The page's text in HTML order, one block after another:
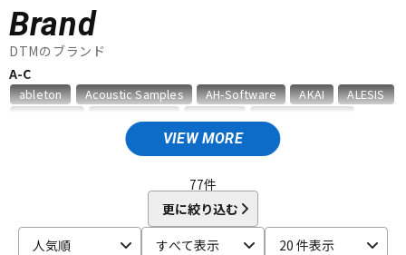
管楽器
アンプ エフェクター
DTM オンライン納品 レコーディング機器
Brand
DTMのブランド
VIEW MORE
A-C
ableton Acoustic Samples AH-Software AKAI
ALESIS
Artiphon ARTRIG Arturia
audio-technica AVID BestService
celemony
CME PRO
CRIMSON TECHNOLOGY
CRYPTON
77件
更に絞り込む
人気順
すべて表示 20 件表示